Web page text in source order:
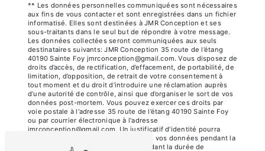
** Les données personnelles communiquées sont nécessaires
aux fins de vous contacter et sont enregistrées dans un fichier
informatisé. Elles sont destinées à JMR Conception et ses
sous-traitants dans le seul but de répondre à votre message.
Les données collectées seront communiquées aux seuls
destinataires suivants: JMR Conception 35 route de l’étang
40190 Sainte Foy jmrconception@gmail.com. Vous disposez de
droits d’accès, de rectification, d’effacement, de portabilité, de
limitation, d’opposition, de retrait de votre consentement à
tout moment et du droit d’introduire une réclamation auprès
d’une autorité de contrôle, ainsi que d’organiser le sort de vos
données post-mortem. Vous pouvez exercer ces droits par
voie postale à l'adresse 35 route de l’étang 40190 Sainte Foy
ou par courrier électronique à l'adresse
jmrconception@gmail.com. Un justificatif d'identité pourra
vous être demandé. Nous conservons vos données pendant la
période de prise de contact puis pendant la durée de